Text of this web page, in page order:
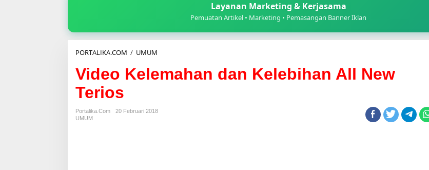
Layanan Marketing & Kerjasama
Pemuatan Artikel • Marketing • Pemasangan Banner Iklan
PORTALIKA.COM / UMUM
dan
Kelebihan
Terios
Video Kelemahan dan Kelebihan All New
Terios
Portalika.com
20 Februari 2018
UMUM